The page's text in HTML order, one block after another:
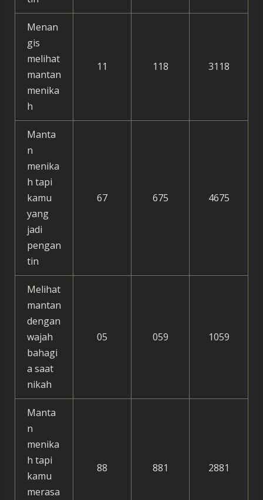
Menan
gis
melihat
mantan
menika
h
11 118 3118
Manta
n
menika
h tapi
kamu
yang
jadi
pengan
tin
67 675 4675
Melihat
mantan
dengan
wajah
bahagi
a saat
nikah
05 059 1059
Manta
n
menika
h tapi
kamu
merasa
88 881 2881